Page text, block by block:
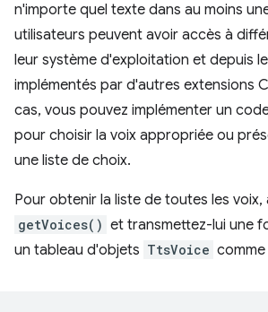
n'importe quel texte dans au moins
utilisateurs peuvent avoir accès à
leur système d'exploitation et depuis
implémentés par d'autres extensions
cas, vous pouvez implémenter un
pour choisir la voix appropriée ou
une liste de choix.
Pour obtenir la liste de toutes les voix,
getVoices() et transmettez-lui une
un tableau d'objets TtsVoice